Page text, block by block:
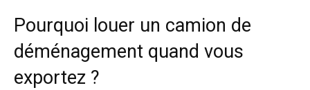
Pourquoi louer un camion de
déménagement quand vous
exportez ?